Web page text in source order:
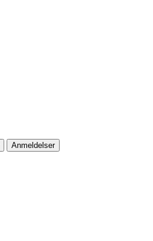
Anmeldelser